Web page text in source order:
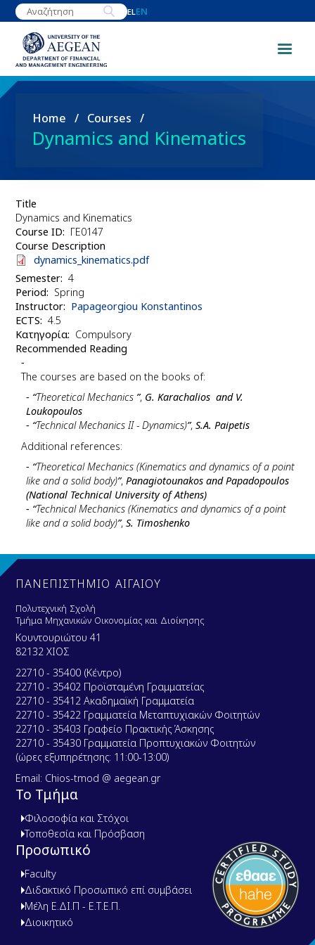
Skip
to
content
ELEN
Breadcrumb
Home Courses
Dynamics and Kinematics
Title
Dynamics and Kinematics
Course ID
ΓΕ0147
Course Description
Document
dynamics_kinematics.pdf
Semester 4
Period
Spring
Instructor
Papageorgiou Konstantinos
ΕCTS 4.5
Κατηγορία
Compulsory
Recommended Reading
The courses are based on the books of:
“Theoretical Mechanics ”, G. Karachalios and V.
Loukopoulos
“Technical Mechanics II - Dynamics)”, S.A. Paipetis
Additional references:
“Theoretical Mechanics (Kinematics and dynamics of a point
like and a solid body)”, Panagiotounakos and Papadopoulos
(National Technical University of Athens)
“Technical Mechanics (Kinematics and dynamics of a point
like and a solid body)”, S. Timoshenko
ΠΑΝΕΠΙΣΤΗΜΙΟ ΑΙΓΑΙΟΥ
Πολυτεχνική Σχολή
Τμήμα Μηχανικών Οικονομίας και Διοίκησης
Κουντουριώτου 41
82132 ΧΙΟΣ
22710 - 35400 (Κέντρο)
22710 - 35402 Προϊσταμένη Γραμματείας
22710 - 35412 Ακαδημαϊκή Γραμματεία
22710 - 35422 Γραμματεία Μεταπτυχιακών Φοιτητών
22710 - 35403 Γραφείο Πρακτικής Άσκησης
22710 - 35430 Γραμματεία Προπτυχιακών Φοιτητών
(ώρες εξυπηρέτησης: 11:00-13:00)
Email: Chios-tmod @ aegean.gr
Το Τμήμα
Φιλοσοφία και Στόχοι
Τοποθεσία και Πρόσβαση
Προσωπικό
Faculty
Διδακτικό Προσωπικό επί συμβάσει
Μέλη Ε.ΔΙ.Π - Ε.Τ.Ε.Π.
Διοικητικό